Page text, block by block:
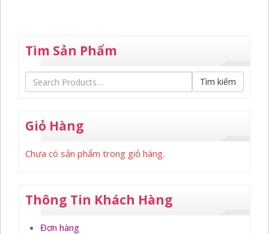
Tìm Sản Phẩm
Tìm kiếm
Giỏ Hàng
Chưa có sản phẩm trong giỏ hàng.
Thông Tin Khách Hàng
Đơn hàng